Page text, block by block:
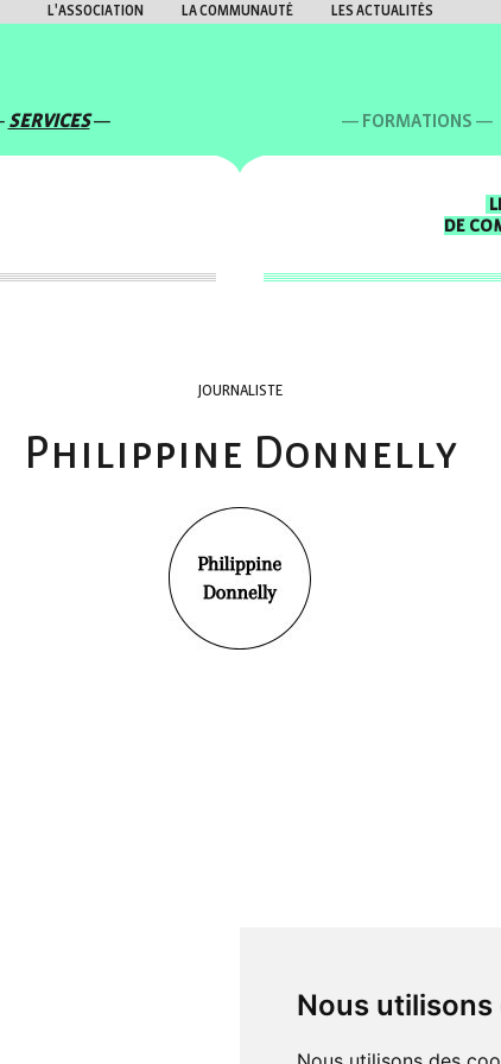
Nous
L'ASSOCIATION LA COMMUNAUTÉ LES ACTUALITÉS
SERVICES FORMATIONS
DE
JOURNALISTE
Philippine Donnelly